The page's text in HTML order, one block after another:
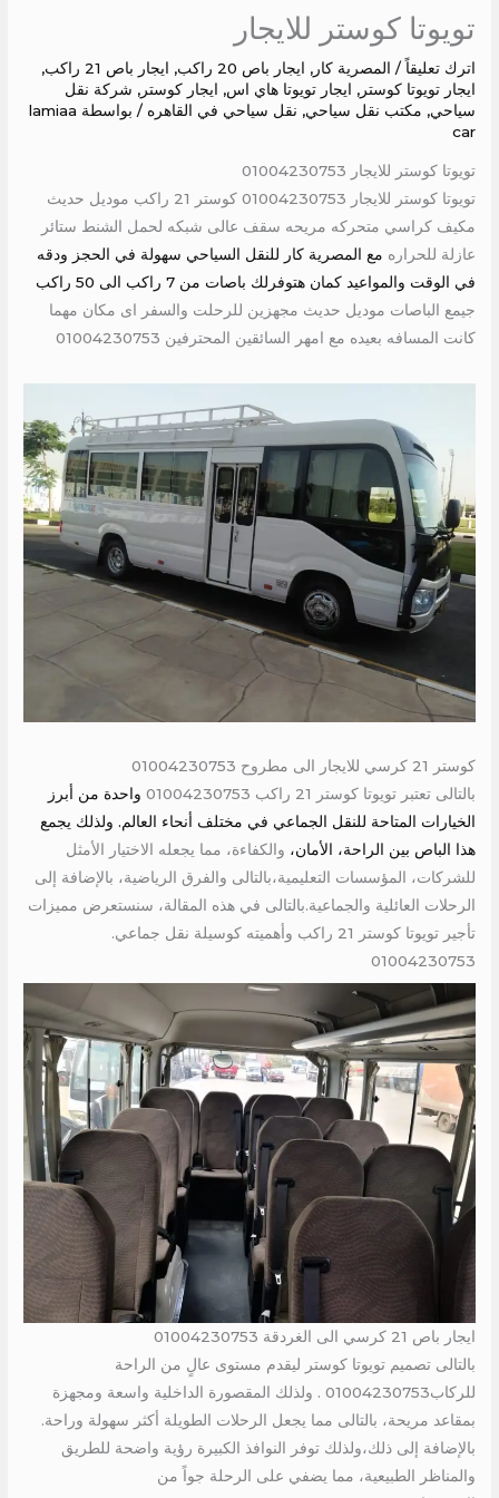
تويوتا كوستر للايجار
اترك تعليقاً / المصرية كار, ايجار باص 20 راكب , ايجار باص 21 راكب
,
ايجار تويوتا كوستر, ايجار تويوتا هاي اس, ايجار كوستر, شركة نقل
سياحي, مكتب نقل سياحي, نقل سياحي في القاهره / بواسطة lamiaa
car
تويوتا كوستر للايجار 01004230753
تويوتا كوستر للايجار 01004230753 كوستر 21 راكب موديل حديث
مكيف كراسي متحركه مريحه سقف عالى شبكه لحمل الشنط ستائر
عازلة للحراره مع المصرية كار للنقل السياحي سهولة في الحجز ودقه
في الوقت والمواعيد كمان هتوفرلك باصات من 7 راكب الى 50 راكب
جيمع الباصات موديل حديث مجهزين للرحلت والسفر اى مكان مهما
كانت المسافه بعيده مع امهر السائقين المحترفين 01004230753
كوستر 21 كرسي للايجار الى مطروح 01004230753
بالتالى تعتبر تويوتا كوستر 21 راكب 01004230753
واحدة من أبرز
الخيارات المتاحة للنقل الجماعي في مختلف أنحاء العالم. ولذلك يجمع
هذا الباص بين الراحة، الأمان، والكفاءة، مما يجعله الاختيار الأمثل
للشركات، المؤسسات التعليمية،بالتالى والفرق الرياضية، بالإضافة إلى
الرحلات العائلية والجماعية.بالتالى في هذه المقالة، سنستعرض مميزات
تأجير تويوتا كوستر 21 راكب وأهميته كوسيلة نقل جماعي.
01004230753
ايجار باص 21 كرسي الى الغردقة 01004230753
بالتالى تصميم تويوتا كوستر ليقدم مستوى عالٍ من الراحة
للركاب01004230753 . ولذلك المقصورة الداخلية واسعة ومجهزة
بمقاعد مريحة، بالتالى مما يجعل الرحلات الطويلة أكثر سهولة وراحة.
بالإضافة إلى ذلك،ولذلك توفر النوافذ الكبيرة رؤية واضحة للطريق
والمناظر الطبيعية، مما يضفي على الرحلة جواً من